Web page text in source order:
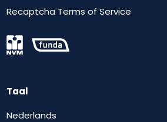
Recaptcha Terms of Service
Taal
Nederlands